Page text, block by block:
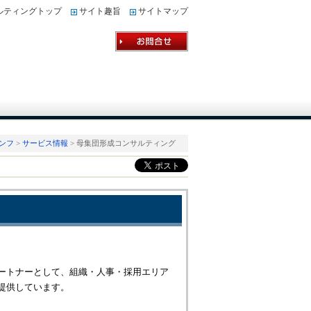
ティングトップ サイト趣旨 サイトマップ
フ > サービス情報 > 母集団形成コンサルティング
トナーとして、組織・人事・採用エリア
しています。